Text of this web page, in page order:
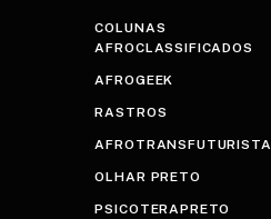
COLUNAS
AFROCLASSIFICADOS
AFROGEEK
RASTROS
AFROTRANSFUTURISTA
OLHAR PRETO
PSICOTERAPRETO